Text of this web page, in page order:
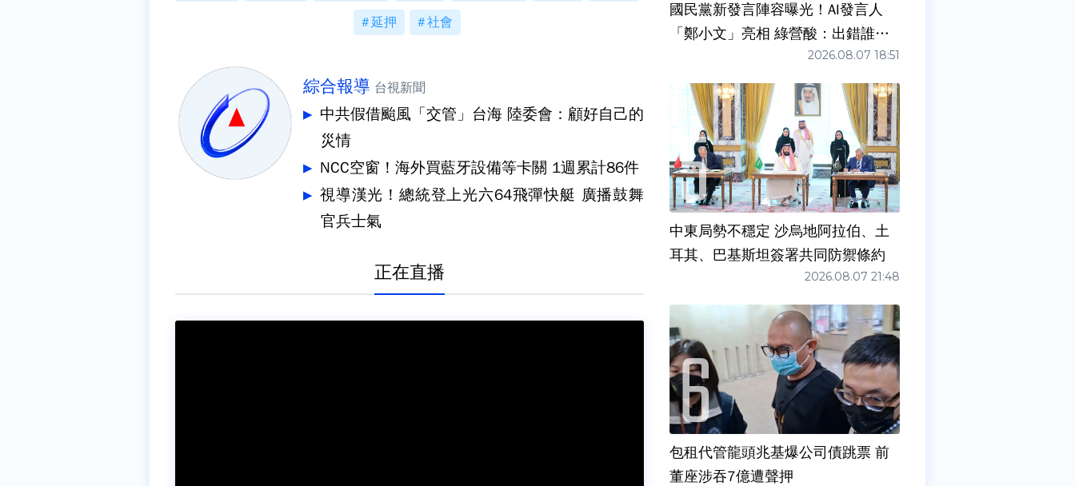
延押 社會
綜合報導 台視新聞
中共假借颱風「交管」台海 陸委會：顧好自己的
災情
NCC空窗！海外買藍牙設備等卡關 1週累計86件
視導漢光！總統登上光六64飛彈快艇 廣播鼓舞
官兵士氣
正在直播
國民黨新發言陣容曝光！AI發言人
「鄭小文」亮相 綠營酸：出錯誰負
2026.08.07 18:51
中東局勢不穩定 沙烏地阿拉伯、土
耳其、巴基斯坦簽署共同防禦條約
2026.08.07 21:48
包租代管龍頭兆基爆公司債跳票 前
董座涉吞7億遭聲押